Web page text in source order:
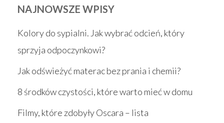
NAJNOWSZE WPISY
Kolory do sypialni. Jak wybrać odcień, który
sprzyja odpoczynkowi?
Jak odświeżyć materac bez prania i chemii?
8 środków czystości, które warto mieć w domu
Filmy, które zdobyły Oscara – lista